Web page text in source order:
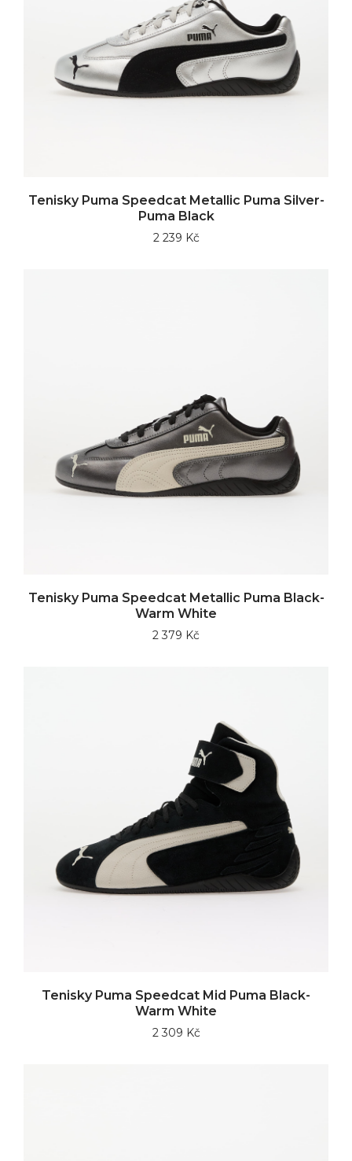
Tenisky Puma Speedcat Metallic Puma Silver-
Puma Black
2 239 Kč
Tenisky Puma Speedcat Metallic Puma Black-
Warm White
2 379 Kč
Tenisky Puma Speedcat Mid Puma Black-
Warm White
2 309 Kč